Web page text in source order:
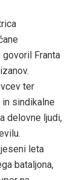
govoril Franta
ter
sindikalne
delovne ljudi,
leta
bataljona,